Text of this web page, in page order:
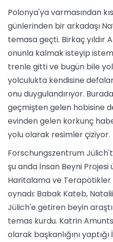
Polonya'ya varmasından
günlerinden bir arkadaşı
temasa geçti. Birkaç yıldır
onunla kalmak isteyip
trenle gitti ve bugün bile
yolculukta kendisine
onu duygulandırıyor.
geçmişten gelen hobisine
evinden gelen korkunç
yolu olarak resimler çiziyor.
Forschungszentrum
şu anda İnsan Beyni Projesi
Haritalama ve
oynadı: Babak Kateb,
Jülich'e getiren beyin
temas kurdu. Katrin
olarak başkanlığını